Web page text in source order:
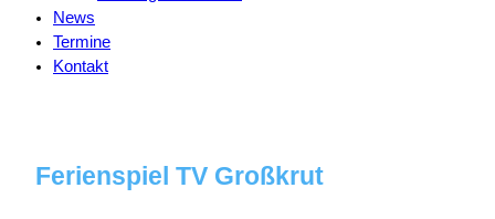
News
Termine
Kontakt
Ferienspiel TV Großkrut